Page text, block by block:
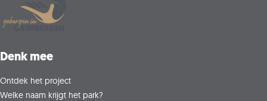
Denk mee
Ontdek het project
Welke naam krijgt het park?